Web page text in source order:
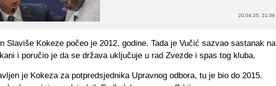
20.04.25. 21:36
Slaviše Kokeze počeo je 2012. godine. Tada je Vučić sazvao sastanak na
i poručio je da se država uključuje u rad Zvezde i spas tog kluba.
je Kokeza za potpredsjednika Upravnog odbora, tu je bio do 2015.